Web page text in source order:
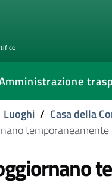
Luoghi / Casa della